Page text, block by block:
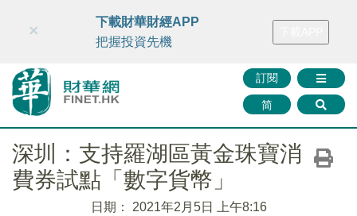
財華智庫網 FINTV FINMETA 財華證券 媒體矩陣
訂閱
简
×
下載財華財經APP
把握投資先機
深圳：支持羅湖區黃金珠寶消
費券試點「數字貨幣」
日期： 2021年2月5日 上午8:16